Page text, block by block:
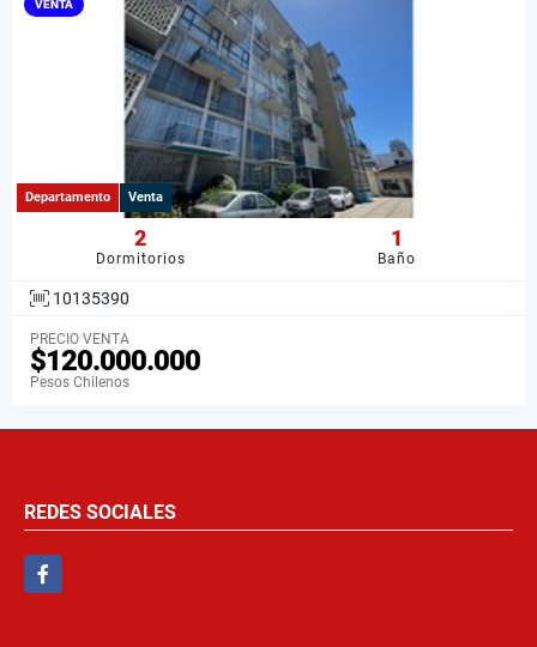
VENTA
Departamento Venta
2
Dormitorios
1
Baño
10135390
PRECIO VENTA
$120.000.000
Pesos Chilenos
REDES SOCIALES
Facebook